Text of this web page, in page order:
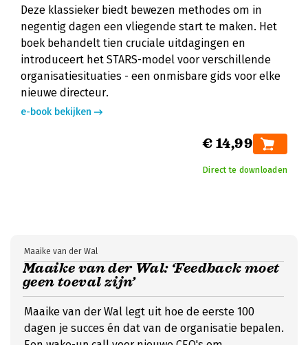
Deze klassieker biedt bewezen methodes om in
negentig dagen een vliegende start te maken. Het
boek behandelt tien cruciale uitdagingen en
introduceert het STARS-model voor verschillende
organisatiesituaties - een onmisbare gids voor elke
nieuwe directeur.
e-book bekijken
€ 14,99
Direct te downloaden
Maaike van der Wal: ‘Feedback moet
geen toeval zijn’
Maaike van der Wal
Maaike van der Wal legt uit hoe de eerste 100
dagen je succes én dat van de organisatie bepalen.